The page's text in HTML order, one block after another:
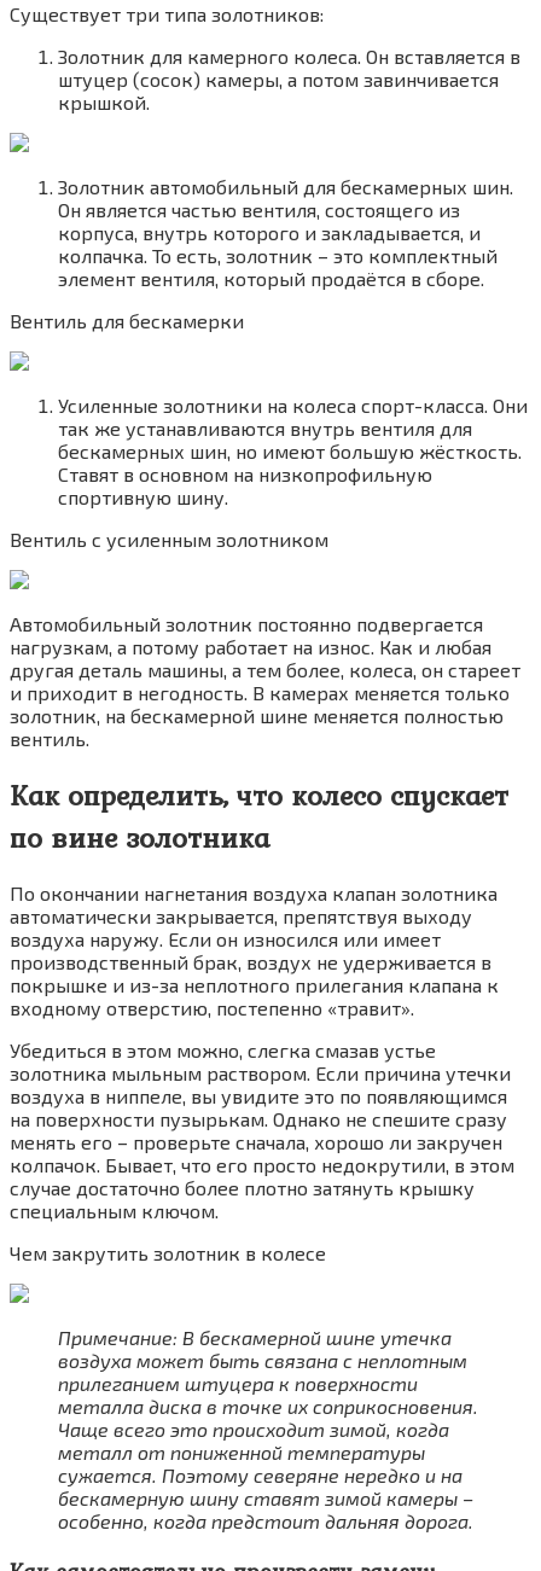
Существует три типа золотников:
Золотник для камерного колеса. Он вставляется в
штуцер (сосок) камеры, а потом завинчивается
крышкой.
Золотник автомобильный для бескамерных шин.
Он является частью вентиля, состоящего из
корпуса, внутрь которого и закладывается, и
колпачка. То есть, золотник – это комплектный
элемент вентиля, который продаётся в сборе.
Вентиль для бескамерки
Усиленные золотники на колеса спорт-класса. Они
так же устанавливаются внутрь вентиля для
бескамерных шин, но имеют большую жёсткость.
Ставят в основном на низкопрофильную
спортивную шину.
Вентиль с усиленным золотником
Автомобильный золотник постоянно подвергается
нагрузкам, а потому работает на износ. Как и любая
другая деталь машины, а тем более, колеса, он стареет
и приходит в негодность. В камерах меняется только
золотник, на бескамерной шине меняется полностью
вентиль.
Как определить, что колесо спускает
по вине золотника
По окончании нагнетания воздуха клапан золотника
автоматически закрывается, препятствуя выходу
воздуха наружу. Если он износился или имеет
производственный брак, воздух не удерживается в
покрышке и из-за неплотного прилегания клапана к
входному отверстию, постепенно «травит».
Убедиться в этом можно, слегка смазав устье
золотника мыльным раствором. Если причина утечки
воздуха в ниппеле, вы увидите это по появляющимся
на поверхности пузырькам. Однако не спешите сразу
менять его – проверьте сначала, хорошо ли закручен
колпачок. Бывает, что его просто недокрутили, в этом
случае достаточно более плотно затянуть крышку
специальным ключом.
Чем закрутить золотник в колесе
Примечание: В бескамерной шине утечка
воздуха может быть связана с неплотным
прилеганием штуцера к поверхности
металла диска в точке их соприкосновения.
Чаще всего это происходит зимой, когда
металл от пониженной температуры
сужается. Поэтому северяне нередко и на
бескамерную шину ставят зимой камеры –
особенно, когда предстоит дальняя дорога.